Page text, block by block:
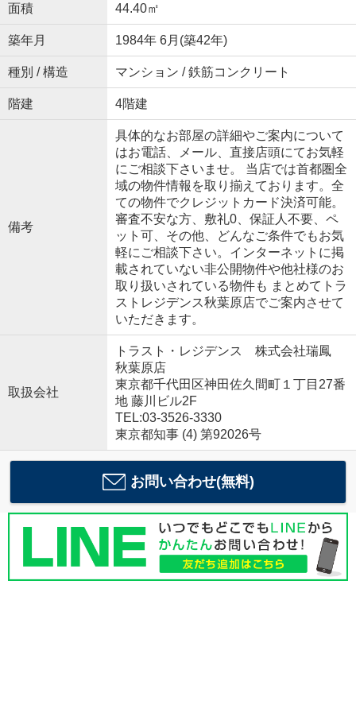
面積 44.40㎡
築年月 1984年 6月(築42年)
種別 / 構造 マンション / 鉄筋コンクリート
階建 4階建
備考
具体的なお部屋の詳細やご案内について
はお電話、メール、直接店頭にてお気軽
にご相談下さいませ。 当店では首都圏全
域の物件情報を取り揃えております。全
ての物件でクレジットカード決済可能。
審査不安な方、敷礼0、保証人不要、ペ
ット可、その他、どんなご条件でもお気
軽にご相談下さい。インターネットに掲
載されていない非公開物件や他社様のお
取り扱いされている物件も まとめてトラ
ストレジデンス秋葉原店でご案内させて
いただきます。
取扱会社
トラスト・レジデンス 株式会社瑞鳳
秋葉原店
東京都千代田区神田佐久間町１丁目27番
地 藤川ビル2F
TEL:03-3526-3330
東京都知事 (4) 第92026号
お問い合わせ(無料)